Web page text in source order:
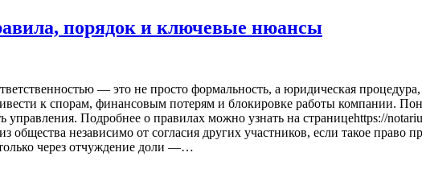
порядок и ключевые нюансы
— это не просто формальность, а юридическая
к спорам, финансовым потерям и блокировке работы компании.
управления. Подробнее о правилах можно узнать на страницеhttps://
общества независимо от согласия других участников, если такое
через отчуждение доли —…